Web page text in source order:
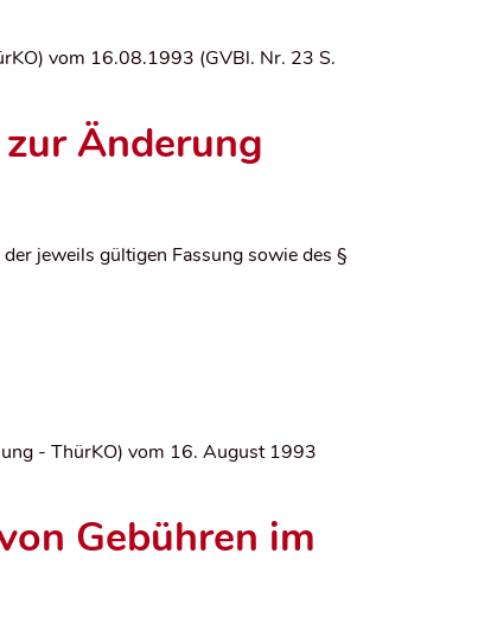
vom 16.08.1993 (GVBl. Nr. 23 S.
Änderung
der jeweils gültigen Fassungsowie des §
- ThürKO) vom 16. August 1993
Gebühren im